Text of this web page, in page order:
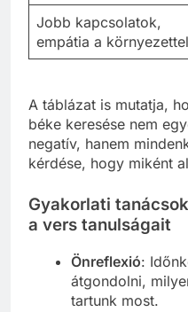
Jobb kapcsolatok,
empátia a környezettel
A táblázat is mutatja,
béke keresése nem
negatív, hanem
kérdése, hogy miként
Gyakorlati
a vers tanulságait
Önreflexió:
átgondolni,
tartunk most.